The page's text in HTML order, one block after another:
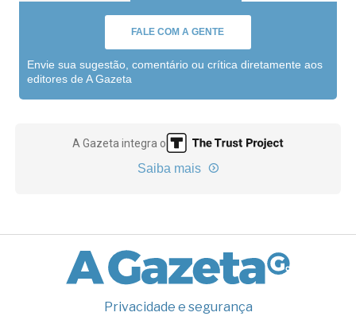
FALE COM A GENTE
Envie sua sugestão, comentário ou crítica diretamente aos
editores de A Gazeta
A Gazeta integra o
Saiba mais
Privacidade e segurança